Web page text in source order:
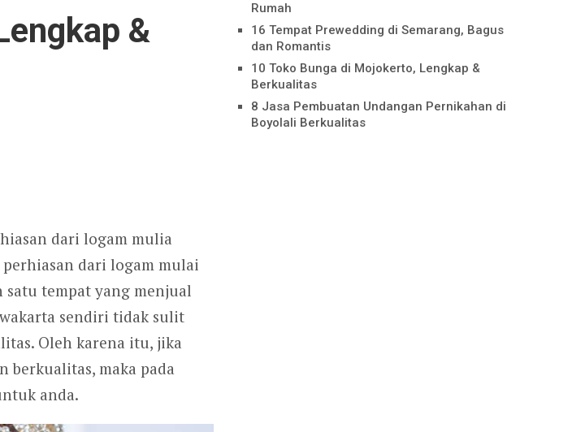
&
dari logam mulia
perhiasan dari logam mulai
satu tempat yang menjual
sendiri tidak sulit
Oleh karena itu, jika
berkualitas, maka pada
anda.
Rumah
16 Tempat Prewedding di Semarang, Bagus
dan Romantis
10 Toko Bunga di Mojokerto, Lengkap &
Berkualitas
8 Jasa Pembuatan Undangan Pernikahan di
Boyolali Berkualitas